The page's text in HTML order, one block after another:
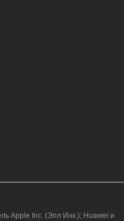
Десантников,
Десантников,
Apple Inc. (Эпл Инк.); Huawei и